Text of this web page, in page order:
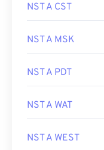
NST A CST
NST A MSK
NST A PDT
NST A WAT
NST A WEST